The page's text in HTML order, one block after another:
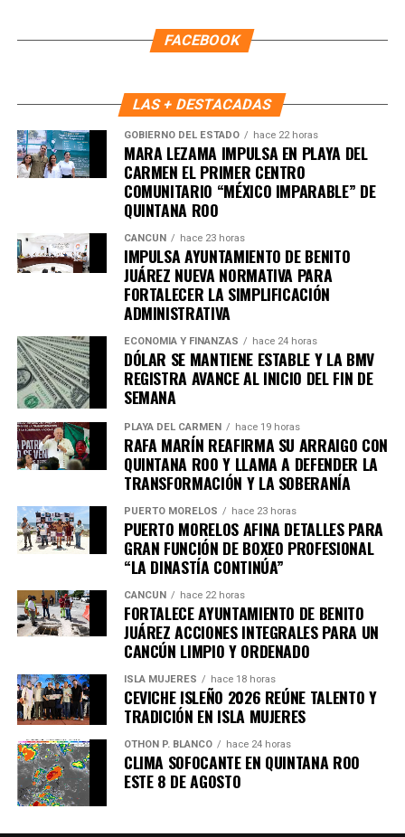
5. UE y Mercosur ultiman detalles
para firmar acuerdo histórico
se reunieron con autoridades europeas para cerrar los
últimos puntos delacuerdo comercial UE–Mercosur
cuya firma está prevista para mañana. El pacto es
considerado uno de los más amplios de la última década.
6. Inundaciones dejan más de cien
muertos en el sur de África
Lluvias torrenciales provocaroninundaciones severas
en Mozambique, Sudáfrica y Zimbabue, dejando más de
100 fallecidos y miles de viviendas destruidas. Equipos
de rescate continúan trabajando en zonas incomunicadas.
7. Uganda vive jornada violenta tras
arresto de Bobi Wine
Al menos siete personas murieron en enfrentamientos
entre manifestantes y fuerzas de seguridad luego de la
detención del líder opositorBobi Wine, trasladado en
internacionales expresaron preocupación por el clima
electoral.
8. Expresidente surcoreano Yoon
Suk Yeol es condenado a cinco años
Un tribunal de Corea del Sur sentenció al exmandatario a
cinco años de prisiónpor obstrucción de justicia
relacionada con la declaración de ley marcial en 2024. La
FACEBOOK
LAS + DESTACADAS
GOBIERNO DEL ESTADO hace 22 horas
MARA LEZAMA IMPULSA EN PLAYA DEL
CARMEN EL PRIMER CENTRO
COMUNITARIO “MÉXICO IMPARABLE” DE
QUINTANA ROO
CANCÚN hace 23 horas
IMPULSA AYUNTAMIENTO DE BENITO
JUÁREZ NUEVA NORMATIVA PARA
FORTALECER LA SIMPLIFICACIÓN
ADMINISTRATIVA
ECONOMÍA Y FINANZAS hace 24 horas
DÓLAR SE MANTIENE ESTABLE Y LA BMV
REGISTRA AVANCE AL INICIO DEL FIN DE
SEMANA
PLAYA DEL CARMEN hace 19 horas
RAFA MARÍN REAFIRMA SU ARRAIGO CON
QUINTANA ROO Y LLAMA A DEFENDER LA
TRANSFORMACIÓN Y LA SOBERANÍA
PUERTO MORELOS hace 23 horas
PUERTO MORELOS AFINA DETALLES PARA
GRAN FUNCIÓN DE BOXEO PROFESIONAL
“LA DINASTÍA CONTINÚA”
CANCÚN hace 22 horas
FORTALECE AYUNTAMIENTO DE BENITO
JUÁREZ ACCIONES INTEGRALES PARA UN
CANCÚN LIMPIO Y ORDENADO
ISLA MUJERES hace 18 horas
CEVICHE ISLEÑO 2026 REÚNE TALENTO Y
TRADICIÓN EN ISLA MUJERES
OTHON P. BLANCO hace 24 horas
CLIMA SOFOCANTE EN QUINTANA ROO
ESTE 8 DE AGOSTO